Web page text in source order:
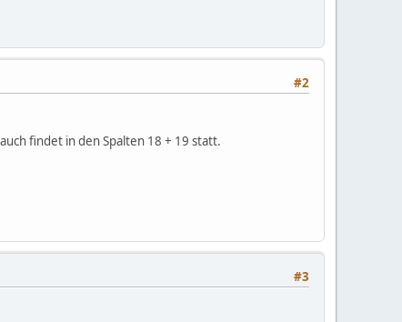
#2
findet in den Spalten 18 + 19 statt.
#3